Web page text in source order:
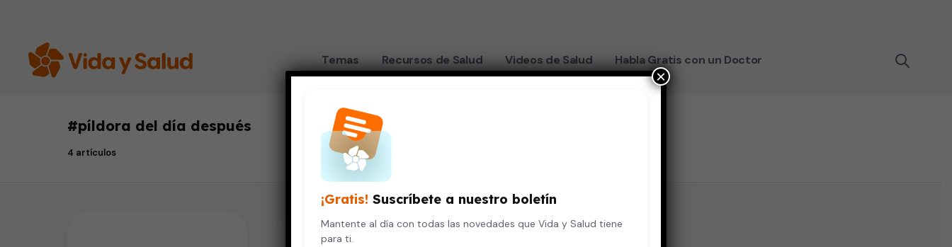
Temas Recursos de Salud Videos de Salud Habla Gratis con un Doctor
#píldora del día después
4 artículos
¡Gratis! Suscríbete a nuestro boletín
Mantente al día con todas las novedades que Vida y Salud tiene
para ti.
×